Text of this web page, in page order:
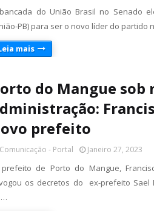
do União Brasil no Senado
PB) para ser o novo líder do partido
mais
do Mangue sob
prefeito
Comunicação - Portal Janeiro 27, 2023
de Porto do Mangue,
os decretos do ex-prefeito Sael